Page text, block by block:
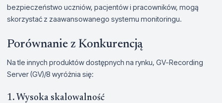
bezpieczeństwo uczniów, pacjentów i pracowników, mogą
skorzystać z zaawansowanego systemu monitoringu.
Porównanie z Konkurencją
Na tle innych produktów dostępnych na rynku, GV-Recording
Server (GV)/8 wyróżnia się:
1. Wysoka skalowalność